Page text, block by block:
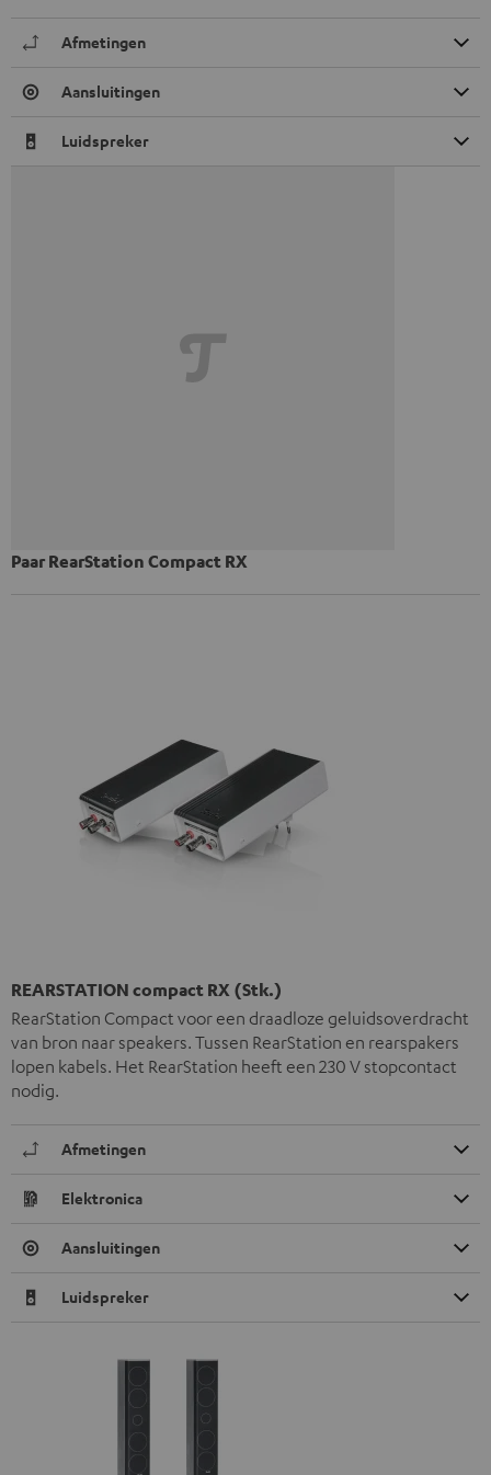
Afmetingen
Aansluitingen
Luidspreker
Paar RearStation Compact RX
REARSTATION compact RX (Stk.)
RearStation Compact voor een draadloze geluidsoverdracht
van bron naar speakers. Tussen RearStation en rearspakers
lopen kabels. Het RearStation heeft een 230 V stopcontact
nodig.
Afmetingen
Elektronica
Aansluitingen
Luidspreker